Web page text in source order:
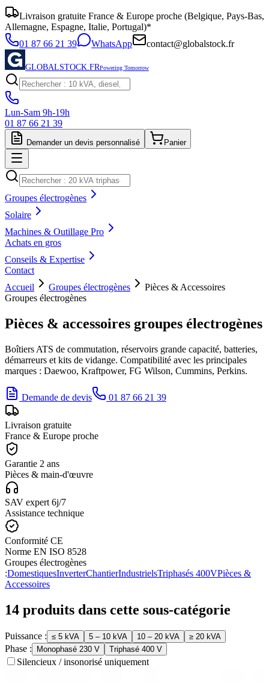
Livraison gratuite France & Europe proche (Belgique, Pays-Bas,
Allemagne, Espagne, Italie, Portugal)*
01 87 66 21 39
WhatsApp contact@globalstock.fr
GLOBALSTOCK.FRPowering Tomorrow
Lun-Sam 9h-19h
01 87 66 21 39
Demander un devis personnalisé Panier
Groupes électrogènes
Solaire
Machines & Outillage Pro
Achats en gros
Conseils & Expertise
Contact
Accueil
Groupes électrogènes
Pièces & Accessoires
Groupes électrogènes
Pièces & accessoires groupes électrogènes
Boîtiers ATS de commutation, réservoirs grande capacité, batteries,
démarreurs et kits de vidange. Compatibilité avec les principales
marques : Daewoo, Kraftpower, FG Wilson, Cummins, Perkins.
Demande de devis 01 87 66 21 39
Livraison gratuite
France & Europe proche
Garantie 2 ans
Pièces & main-d'œuvre
SAV expert 6j/7
Assistance technique
Conformité CE
Norme EN ISO 8528
Groupes électrogènes
:DomestiquesInverterChantierIndustrielsTriphasés 400VPièces &
Accessoires
14 produits dans cette sous-catégorie
Puissance : ≤ 5 kVA 5 – 10 kVA 10 – 20 kVA ≥ 20 kVA
Phase : Monophasé 230 V Triphasé 400 V
Silencieux / insonorisé uniquement